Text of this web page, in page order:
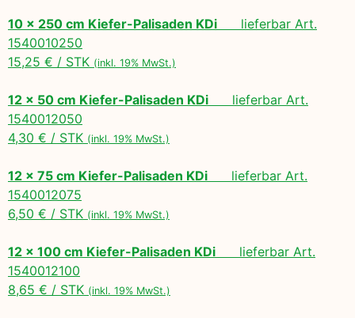
10 x 250 cm Kiefer-Palisaden KDi lieferbar Art.
1540010250
15,25 € / STK (inkl. 19% MwSt.)
12 x 50 cm Kiefer-Palisaden KDi lieferbar Art.
1540012050
4,30 € / STK (inkl. 19% MwSt.)
12 x 75 cm Kiefer-Palisaden KDi lieferbar Art.
1540012075
6,50 € / STK (inkl. 19% MwSt.)
12 x 100 cm Kiefer-Palisaden KDi lieferbar Art.
1540012100
8,65 € / STK (inkl. 19% MwSt.)